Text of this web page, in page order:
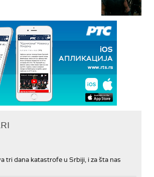
tri dana katastrofe u Srbiji, i za šta nas